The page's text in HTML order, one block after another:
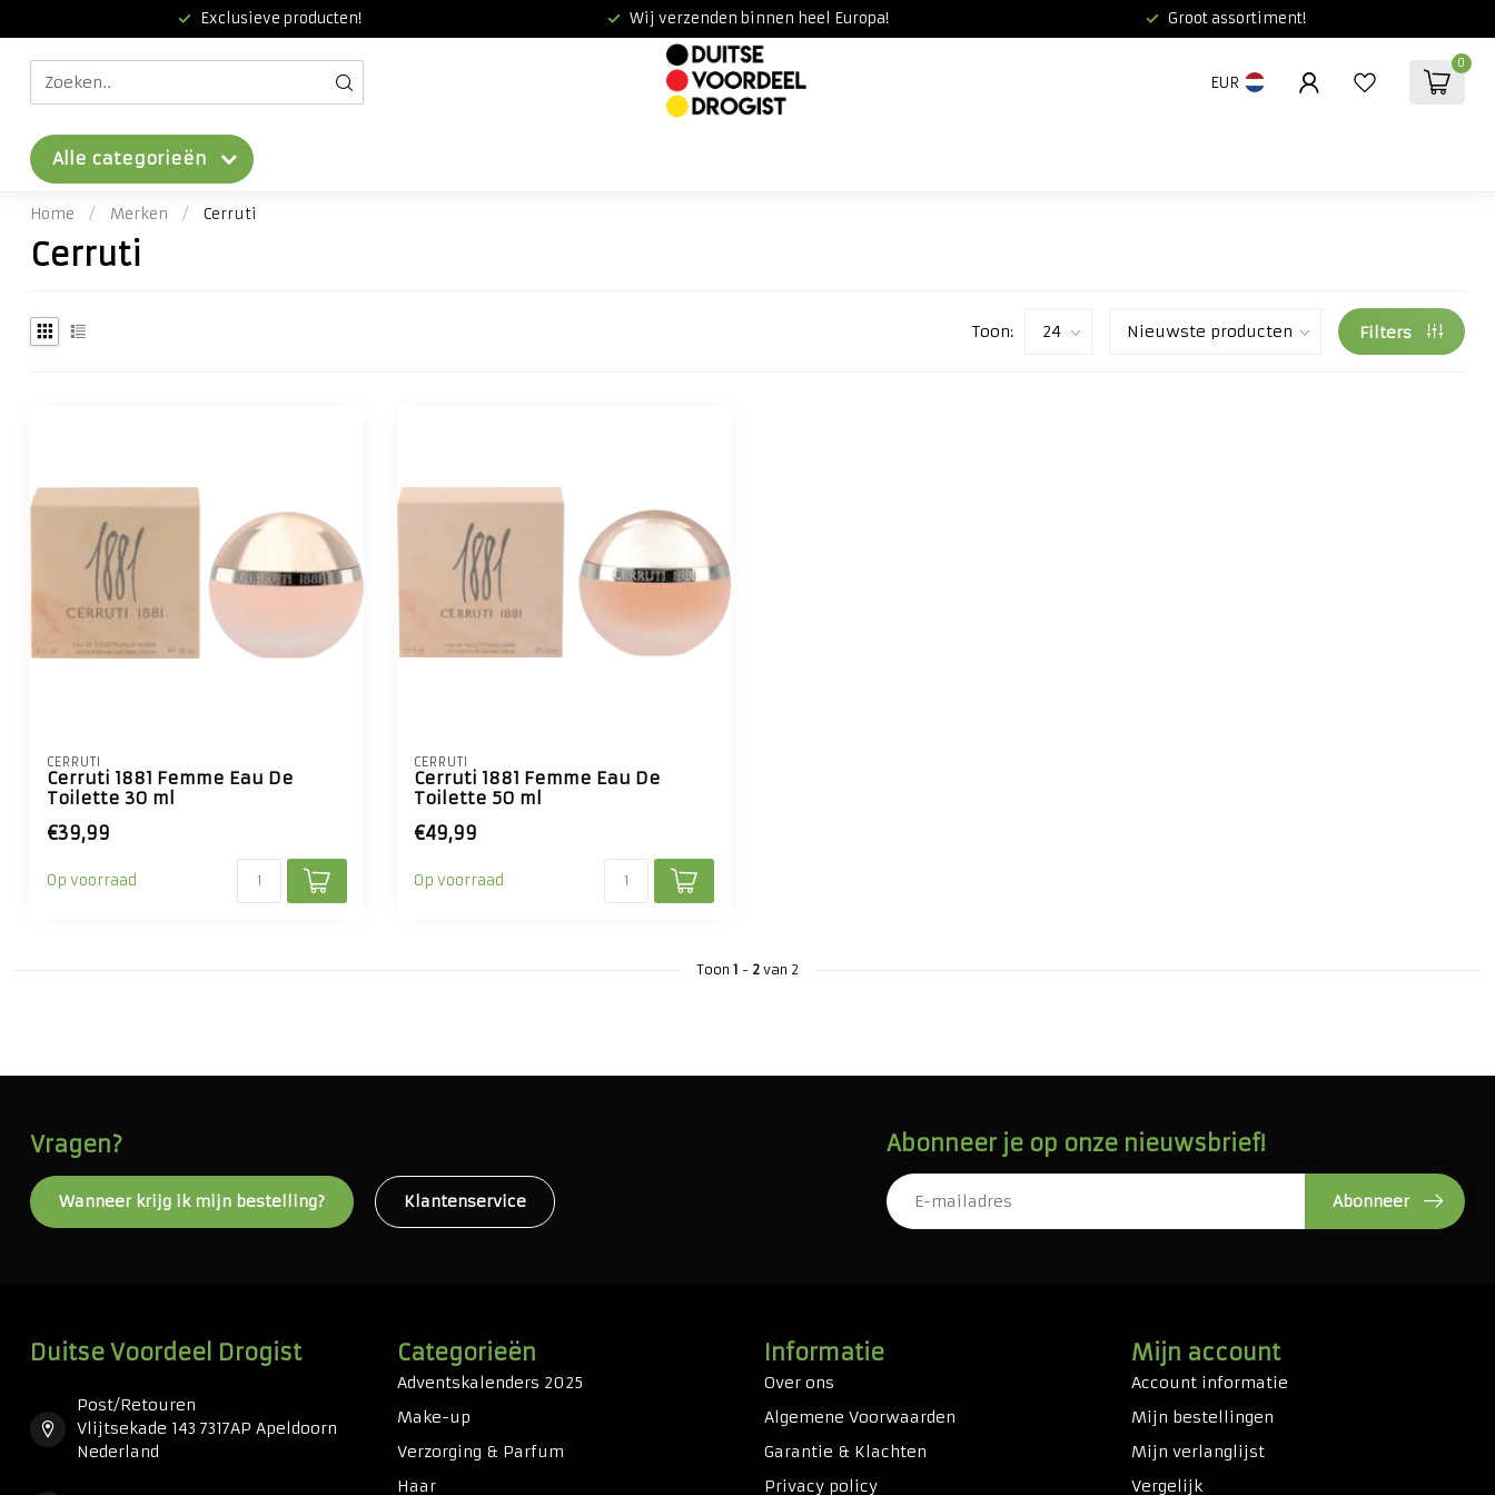
Exclusieve producten! Wij verzenden binnen heel Europa! Groot assortiment!
EUR
0
Alle categorieën
Home / Merken / Cerruti
Cerruti
Toon: Filters
CERRUTI
Cerruti 1881 Femme Eau De
Toilette 30 ml
€39,99
Op voorraad
CERRUTI
Cerruti 1881 Femme Eau De
Toilette 50 ml
€49,99
Op voorraad
Toon 1 - 2van 2
Vragen?
Wanneer krijg ik mijn bestelling? Klantenservice
Abonneer je op onze nieuwsbrief!
Abonneer
Duitse Voordeel Drogist
Post/Retouren
Vlijtsekade 143 7317AP Apeldoorn
Nederland
Categorieën
Adventskalenders 2025
Make-up
Verzorging & Parfum
Haar
Informatie
Over ons
Algemene Voorwaarden
Garantie & Klachten
Privacy policy
Mijn account
Account informatie
Mijn bestellingen
Mijn verlanglijst
Vergelijk